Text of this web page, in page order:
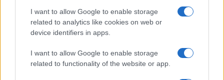
I want to allow Google to enable storage
related to analytics like cookies on web or
device identifiers in apps.
I want to allow Google to enable storage
related to functionality of the website or app.
Az új sorozat munkacíme The
Therapist, amely a leírás szerint
egy pszichológiai thriller lesz.